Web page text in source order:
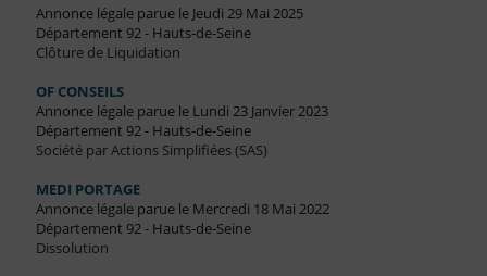
Annonce légale parue le Jeudi 29 Mai 2025
Département 92 - Hauts-de-Seine
Clôture de Liquidation
OF CONSEILS
Annonce légale parue le Lundi 23 Janvier 2023
Département 92 - Hauts-de-Seine
Société par Actions Simplifiées (SAS)
MEDI PORTAGE
Annonce légale parue le Mercredi 18 Mai 2022
Département 92 - Hauts-de-Seine
Dissolution